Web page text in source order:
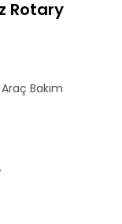
Rotary
Araç Bakım